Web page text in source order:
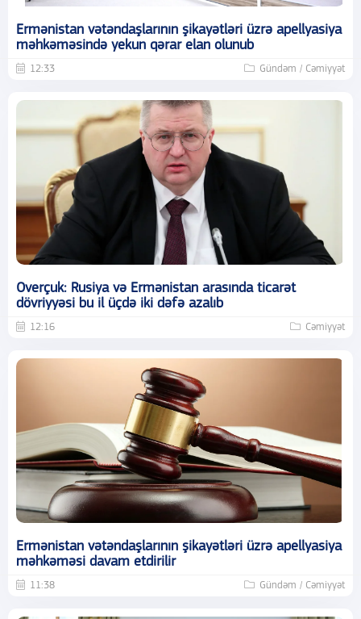
Ermənistan vətəndaşlarının şikayətləri üzrə apellyasiya
məhkəməsində yekun qərar elan olunub
12:33 Gündəm / Cəmiyyət
Overçuk: Rusiya və Ermənistan arasında ticarət
dövriyyəsi bu il üçdə iki dəfə azalıb
12:16 Cəmiyyət
Ermənistan vətəndaşlarının şikayətləri üzrə apellyasiya
məhkəməsi davam etdirilir
11:38 Gündəm / Cəmiyyət